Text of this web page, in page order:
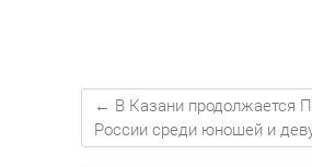
← В Казани продолжается
России среди юношей и